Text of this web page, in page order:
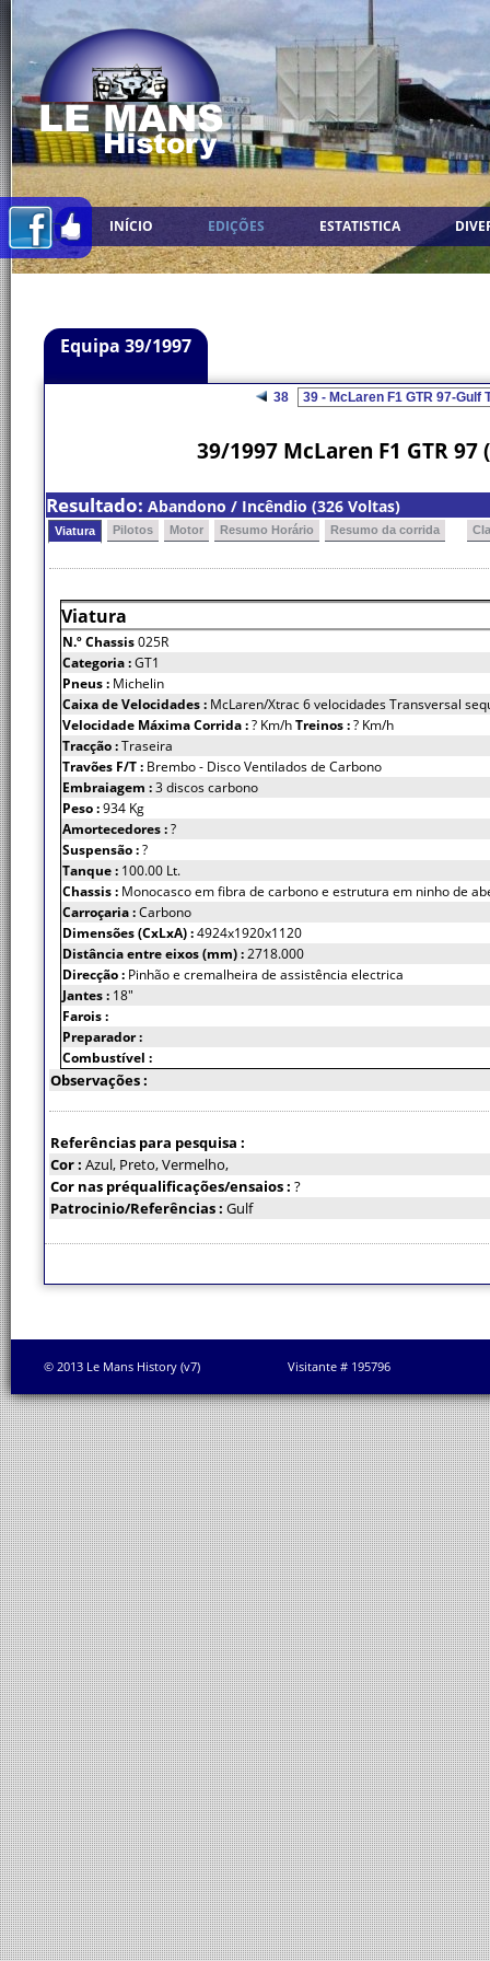
INÍCIO EDIÇÕES ESTATISTICA
Equipa 39/1997
38
39/1997 McLaren F1 GTR
Resultado: Abandono / Incêndio (326 Voltas)
Viatura Pilotos Motor Resumo Horário Resumo da corrida
Viatura
N.º Chassis025R
Categoria :GT1
Pneus : Michelin
Caixa de Velocidades : McLaren/Xtrac 6 velocidades Transversal
Velocidade Máxima Corrida :? Km/hTreinos :? Km/h
Tracção :Traseira
Travões F/T : Brembo - Disco Ventilados de Carbono
Embraiagem :3 discos carbono
Peso :934 Kg
Amortecedores :?
Suspensão :?
Tanque : 100.00 Lt.
Chassis : Monocasco em fibra de carbono e estrutura em ninho de
Carroçaria :Carbono
Dimensões (CxLxA) :4924x1920x1120
Distância entre eixos (mm) :2718.000
Direcção : Pinhão e cremalheira de assistência electrica
Jantes : 18"
Farois :
Preparador :
Combustível :
Observações :
Referências para pesquisa :
Cor : Azul, Preto, Vermelho,
Cor nas préqualificações/ensaios : ?
Patrocinio/Referências : Gulf
© 2013 Le Mans History (v7) Visitante # 195796